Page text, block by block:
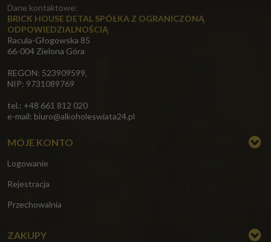
Dane kontaktowe:
BRICK HOUSE DETAL SPÓŁKA Z OGRANICZONĄ
ODPOWIEDZIALNOŚCIĄ
Racula-Głogowska 85
66-004 Zielona Góra
REGON: 523909599,
NIP: 9731089769
tel.: +48 661 812 020
e-mail: biuro@alkoholeswiata24.pl
MOJE KONTO
Logowanie
Rejestracja
Przechowalnia
ZAKUPY